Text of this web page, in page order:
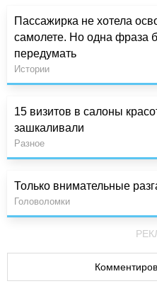
Пассажирка не хотела
самолете. Но одна фраза
передумать
Истории
15 визитов в салоны
зашкаливали
Разное
Только внимательные
Головоломки